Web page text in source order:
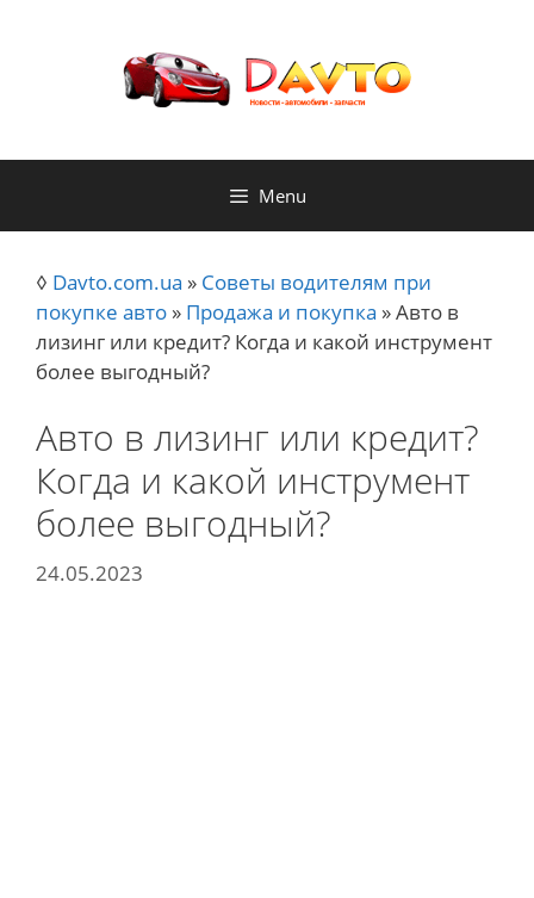
Menu
◊ Davto.com.ua » Советы водителям при
покупке авто » Продажа и покупка »Авто в
лизинг или кредит? Когда и какой инструмент
более выгодный?
Авто в лизинг или кредит?
Когда и какой инструмент
более выгодный?
24.05.2023